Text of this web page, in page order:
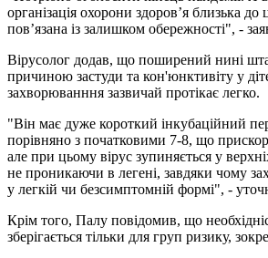
організація охорони здоров’я близька до
пов’язана із залишком обережності", -
Вірусолог додав, що поширений нині
причиною застуди та кон'юнктивіту у
захворюванння зазвичай протікає легко.
"Він має дуже короткий інкубаційний
порівняно з початковими 7-8, що
але при цьому вірус зупиняється у
не проникаючи в легені, завдяки чому
у легкій чи безсимптомній формі", -
Крім того, Палу повідомив, що
зберігається тільки для груп ризику,